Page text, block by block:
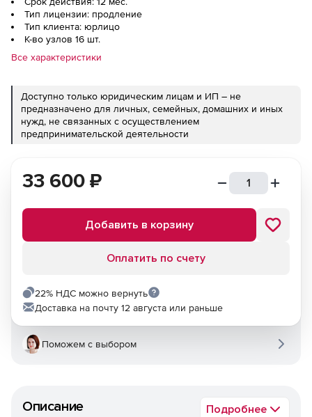
Тип лицензии: продление
Тип клиента: юрлицо
К-во узлов 16 шт.
Все характеристики
Доступно только юридическим лицам и ИП – не
предназначено для личных, семейных, домашних и иных
нужд, не связанных с осуществлением
предпринимательской деятельности
Описание Подробнее
33 600 ₽
Добавить в корзину
Оплатить по счету
22% НДС можно вернуть
Доставка на почту 12 августа или раньше
Поможем с выбором